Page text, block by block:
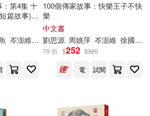
：第4集 十
篇故事)
家 跨世
岑澎維 廖炳焜 曹俊彥 李光福 林世仁 林
100個傳家故事：快樂王子不快
樂
中文書
劉思源 周姚萍 岑澎維 徐國能
79 折 $252 $320
電
試閱